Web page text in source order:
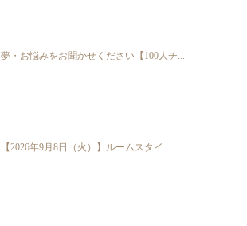
夢・お悩みをお聞かせください【100人チ...
【2026年9月8日（火）】ルームスタイ...